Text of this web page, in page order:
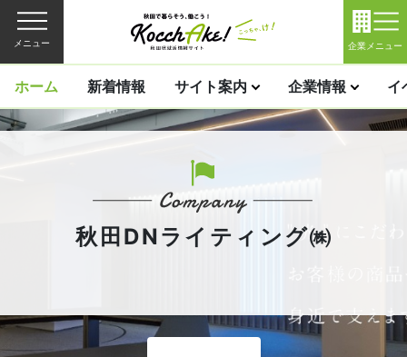
メニュー 企業メニュー
ホーム 新着情報 サイト案内 企業情報 イ
秋田DNライティング㈱